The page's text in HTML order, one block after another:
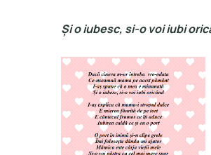
Și o iubesc, si-o voi iubi